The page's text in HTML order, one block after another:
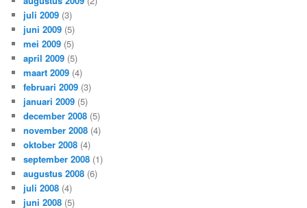
juli 2009 (3)
juni 2009 (5)
mei 2009 (5)
april 2009 (5)
maart 2009 (4)
februari 2009 (3)
januari 2009 (5)
december 2008 (5)
november 2008 (4)
oktober 2008 (4)
september 2008 (1)
augustus 2008 (6)
juli 2008 (4)
juni 2008 (5)